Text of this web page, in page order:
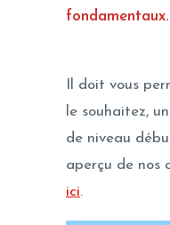
fondamentaux.
Il doit vous
le souhaitez,
de niveau
aperçu de nos
ici.